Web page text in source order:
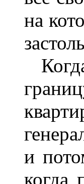
на
и
когда